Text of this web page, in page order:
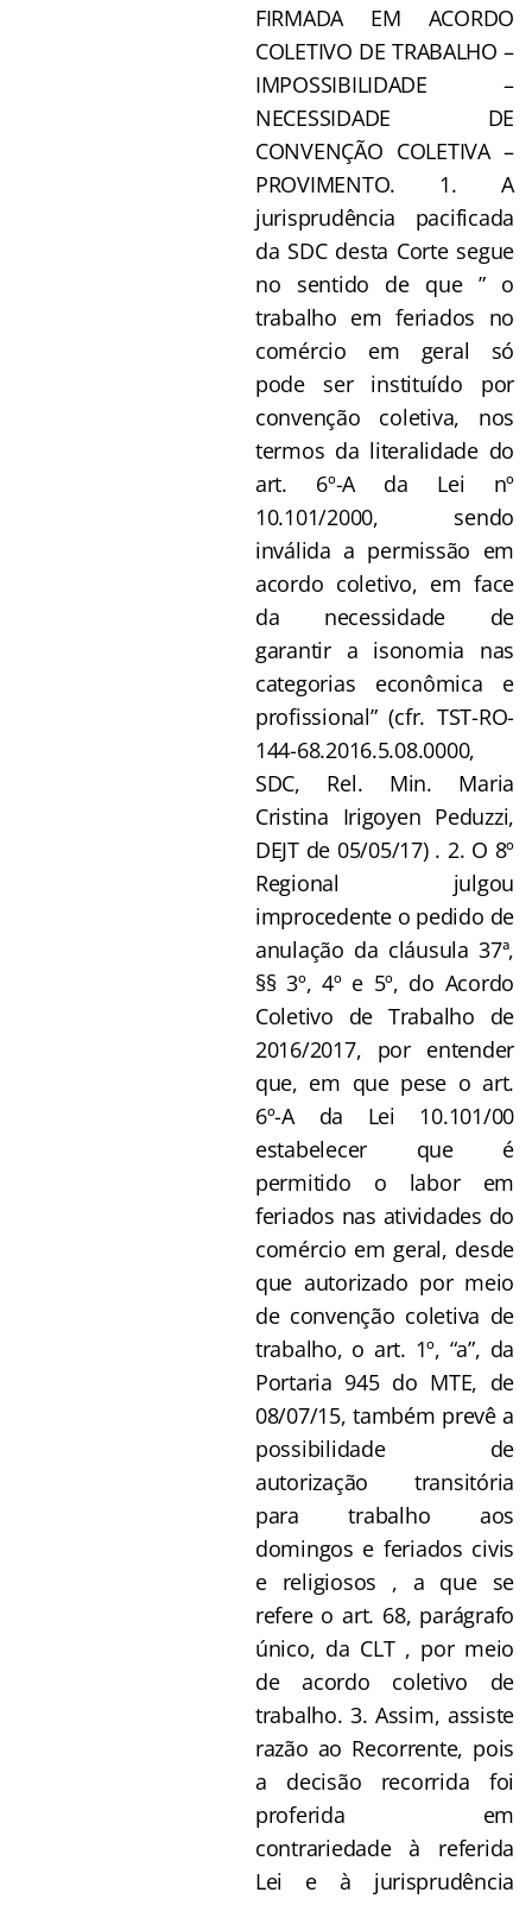
FIRMADA EM ACORDO
COLETIVO DE TRABALHO –
IMPOSSIBILIDADE –
NECESSIDADE DE
CONVENÇÃO COLETIVA –
PROVIMENTO. 1. A
jurisprudência pacificada
da SDC desta Corte segue
no sentido de que ” o
trabalho em feriados no
comércio em geral só
pode ser instituído por
convenção coletiva, nos
termos da literalidade do
art. 6º-A da Lei nº
10.101/2000, sendo
inválida a permissão em
acordo coletivo, em face
da necessidade de
garantir a isonomia nas
categorias econômica e
profissional” (cfr. TST-RO-
144-68.2016.5.08.0000,
SDC, Rel. Min. Maria
Cristina Irigoyen Peduzzi,
DEJT de 05/05/17) . 2. O 8º
Regional julgou
improcedente o pedido de
anulação da cláusula 37ª,
§§ 3º, 4º e 5º, do Acordo
Coletivo de Trabalho de
2016/2017, por entender
que, em que pese o art.
6º-A da Lei 10.101/00
estabelecer que é
permitido o labor em
feriados nas atividades do
comércio em geral, desde
que autorizado por meio
de convenção coletiva de
trabalho, o art. 1º, “a”, da
Portaria 945 do MTE, de
08/07/15, também prevê a
possibilidade de
autorização transitória
para trabalho aos
domingos e feriados civis
e religiosos , a que se
refere o art. 68, parágrafo
único, da CLT , por meio
de acordo coletivo de
trabalho. 3. Assim, assiste
razão ao Recorrente, pois
a decisão recorrida foi
proferida em
contrariedade à referida
Lei e à jurisprudência